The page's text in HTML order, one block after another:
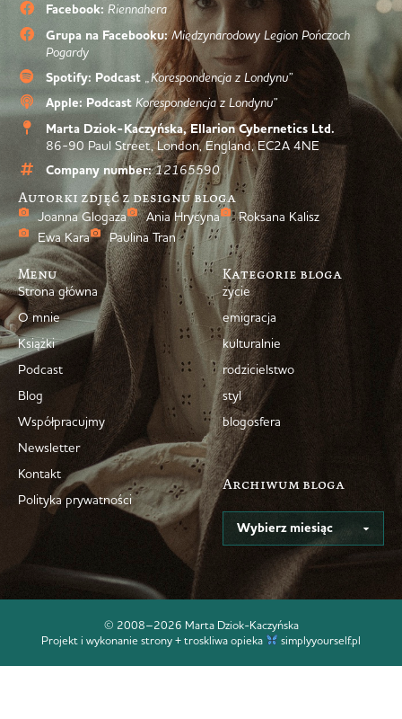
Facebook: Riennahera
Grupa na Facebooku: Międzynarodowy Legion Pończoch
Pogardy
Spotify: Podcast „Korespondencja z Londynu”
Apple: Podcast Korespondencja z Londynu”
Marta Dziok-Kaczyńska, Ellarion Cybernetics Ltd.
86-90 Paul Street, London, England, EC2A 4NE
Company number: 12165590
Autorki zdjęć z designu bloga
Joanna Glogaza Ania Hrycyna
Roksana Kalisz
Ewa Kara
Paulina Tran
Menu
Strona główna
O mnie
Książki
Podcast
Blog
Współpracujmy
Newsletter
Kontakt
Polityka prywatności
Kategorie bloga
życie
emigracja
kulturalnie
rodzicielstwo
styl
blogosfera
Archiwum bloga
© 2008–2026 Marta Dziok-Kaczyńska
Projekt i wykonanie strony + troskliwa opieka
simplyyourself.pl